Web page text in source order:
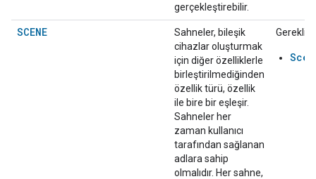
gerçekleştirebilir.
SCENE
Sahneler, bileşik
cihazlar oluşturmak
için diğer özelliklerle
birleştirilmediğinden
özellik türü, özellik
ile bire bir eşleşir.
Sahneler her
zaman kullanıcı
tarafından sağlanan
adlara sahip
olmalıdır. Her sahne,
Gerekli: